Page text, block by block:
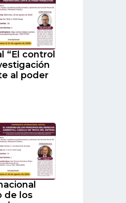
“El control
al poder
de los